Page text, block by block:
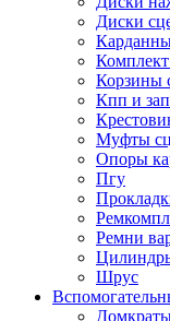
Диски
Корзины
Кпп и
Муфты
Опоры
Пгу
Ремни
Шрус